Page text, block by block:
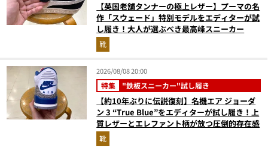
【英国老舗タンナーの極上レザー】プーマの名
作「スウェード」特別モデルをエディターが試
し履き！大人が選ぶべき最高峰スニーカー
靴
2026/08/08 20:00
特集 "鉄板スニーカー"試し履き
【約10年ぶりに伝説復刻】名機エア ジョーダ
ン 3 “True Blue”をエディターが試し履き！上
質レザーとエレファント柄が放つ圧倒的存在感
靴